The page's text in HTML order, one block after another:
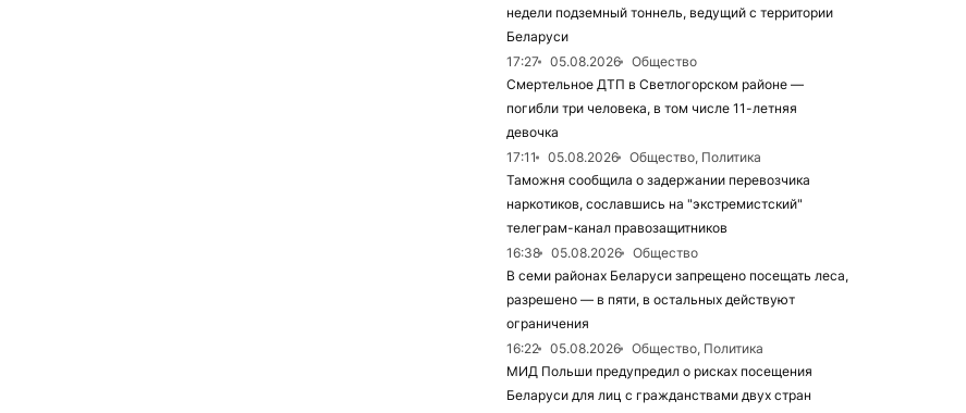
недели подземный тоннель, ведущий с территории
Беларуси
17:27
05.08.2026
Общество
Смертельное ДТП в Светлогорском районе —
погибли три человека, в том числе 11-летняя
девочка
17:11
05.08.2026
Общество, Политика
Таможня сообщила о задержании перевозчика
наркотиков, сославшись на "экстремистский"
телеграм-канал правозащитников
16:38
05.08.2026
Общество
В семи районах Беларуси запрещено посещать леса,
разрешено — в пяти, в остальных действуют
ограничения
16:22
05.08.2026
Общество, Политика
МИД Польши предупредил о рисках посещения
Беларуси для лиц с гражданствами двух стран